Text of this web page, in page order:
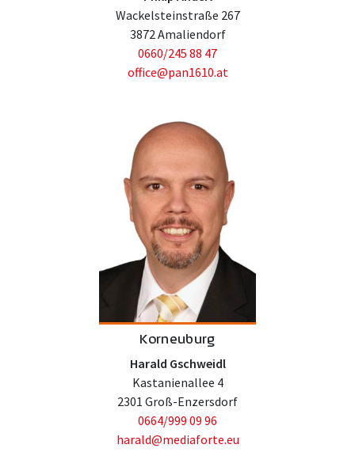
Wackelsteinstraße 267
3872 Amaliendorf
0660/245 88 47
office@pan1610.at
Korneuburg
Harald Gschweidl
Kastanienallee 4
2301 Groß-Enzersdorf
0664/999 09 96
harald@mediaforte.eu